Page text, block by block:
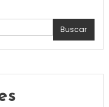
Buscar